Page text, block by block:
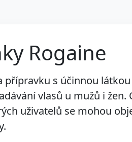
Rogaine
přípravku s účinnou látkou
vlasů u mužů i žen.
uživatelů se mohou